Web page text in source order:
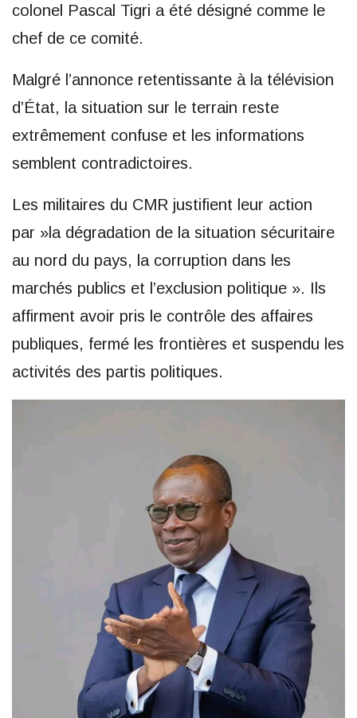
colonel Pascal Tigri a été désigné comme le
chef de ce comité.
Malgré l’annonce retentissante à la télévision
d’État, la situation sur le terrain reste
extrêmement confuse et les informations
semblent contradictoires.
Les militaires du CMR justifient leur action
par »la dégradation de la situation sécuritaire
au nord du pays, la corruption dans les
marchés publics et l’exclusion politique ». Ils
affirment avoir pris le contrôle des affaires
publiques, fermé les frontières et suspendu les
activités des partis politiques.